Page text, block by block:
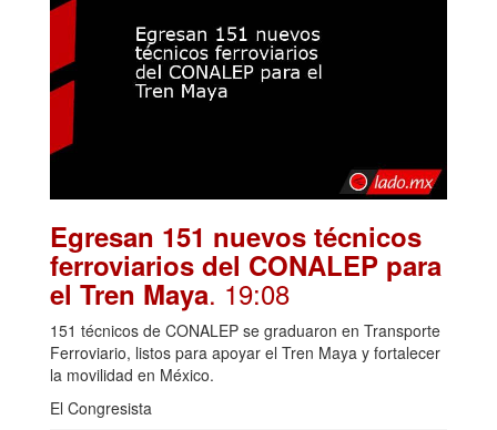
Egresan 151 nuevos técnicos
ferroviarios del CONALEP para
el Tren Maya. 19:08
151 técnicos de CONALEP se graduaron en Transporte
Ferroviario, listos para apoyar el Tren Maya y fortalecer
la movilidad en México.
El Congresista